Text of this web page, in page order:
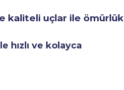
kaliteli uçlar ile ömürlük
hızlı ve kolayca